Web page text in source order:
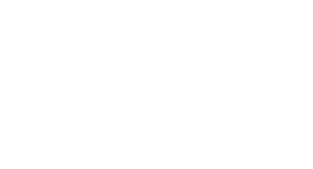
caftan
devraient être